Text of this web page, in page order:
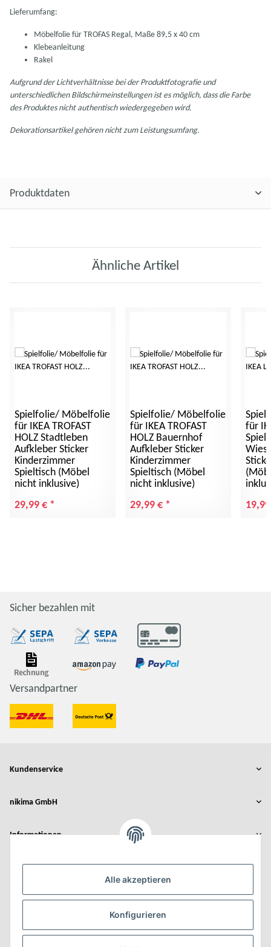
Alle akzeptieren
Konfigurieren
Lieferumfang:
Möbelfolie für TROFAS Regal, Maße 89,5 x 40 cm
Klebeanleitung
Rakel
Aufgrund der Lichtverhältnisse bei der Produktfotografie und
unterschiedlichen Bildschirmeinstellungen ist es möglich, dass die Farbe
des Produktes nicht authentisch wiedergegeben wird.
Dekorationsartikel gehören nicht zum Leistungsumfang.
Produktdaten
Ähnliche Artikel
Spielfolie/ Möbelfolie
für IKEA TROFAST
HOLZ Stadtleben
Aufkleber Sticker
Kinderzimmer
Spieltisch (Möbel
nicht inklusive)
29,99 € *
Spielfolie/ Möbelfolie
für IKEA TROFAST
HOLZ Bauernhof
Aufkleber Sticker
Kinderzimmer
Spieltisch (Möbel
nicht inklusive)
29,99 € *
für
Sicher bezahlen mit
Versandpartner
Kundenservice
nikima GmbH
Informationen
Rechtliches
Der Umbau wurde gefördert durch: